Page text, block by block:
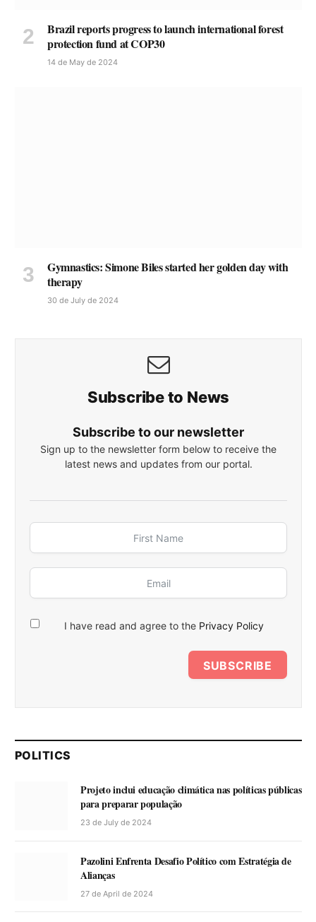
Brazil reports progress to launch international forest
protection fund at COP30
14 de May de 2024
Gymnastics: Simone Biles started her golden day with
therapy
30 de July de 2024
Subscribe to News
Subscribe to our newsletter
Sign up to the newsletter form below to receive the
latest news and updates from our portal.
I have read and agree to the Privacy Policy
SUBSCRIBE
POLITICS
Projeto inclui educação climática nas políticas públicas
para preparar população
23 de July de 2024
Pazolini Enfrenta Desafio Político com Estratégia de
Alianças
27 de April de 2024